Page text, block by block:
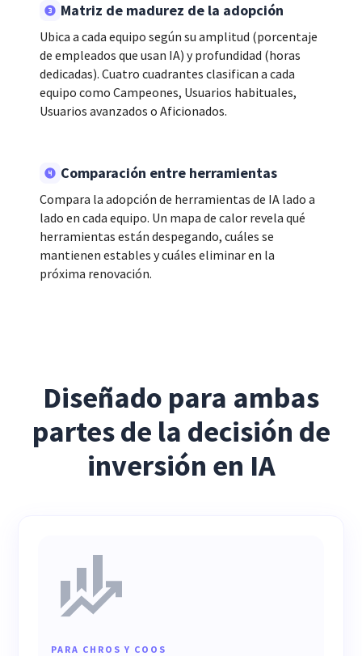
Matriz de madurez de la adopción
Ubica a cada equipo según su amplitud (porcentaje
de empleados que usan IA) y profundidad (horas
dedicadas). Cuatro cuadrantes clasifican a cada
equipo como Campeones, Usuarios habituales,
Usuarios avanzados o Aficionados.
Comparación entre herramientas
Compara la adopción de herramientas de IA lado a
lado en cada equipo. Un mapa de calor revela qué
herramientas están despegando, cuáles se
mantienen estables y cuáles eliminar en la
próxima renovación.
Diseñado para ambas
partes de la decisión de
inversión en IA
PARA CHROS Y COOS